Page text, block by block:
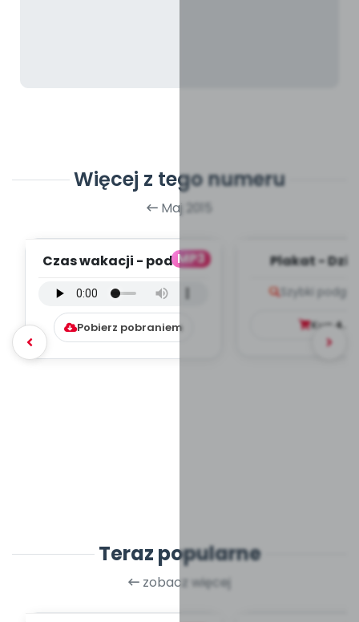
Więcej z tego numeru
Maj 2015
MP3
Czas wakacji - podkład
Pobierz pobraniem
Plakat -
Szybki
Kup
Teraz popularne
zobacz więcej